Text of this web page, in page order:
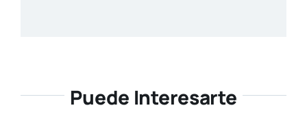
Puede Interesarte